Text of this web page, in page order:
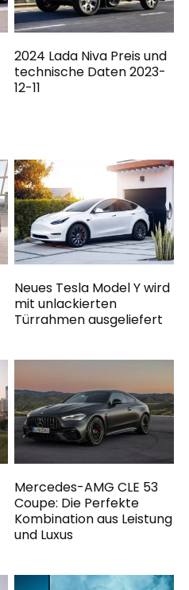
2024 Lada Niva Preis und
technische Daten 2023-
12-11
Neues Tesla Model Y wird
mit unlackierten
Türrahmen ausgeliefert
Mercedes-AMG CLE 53
Coupe: Die Perfekte
Kombination aus Leistung
und Luxus